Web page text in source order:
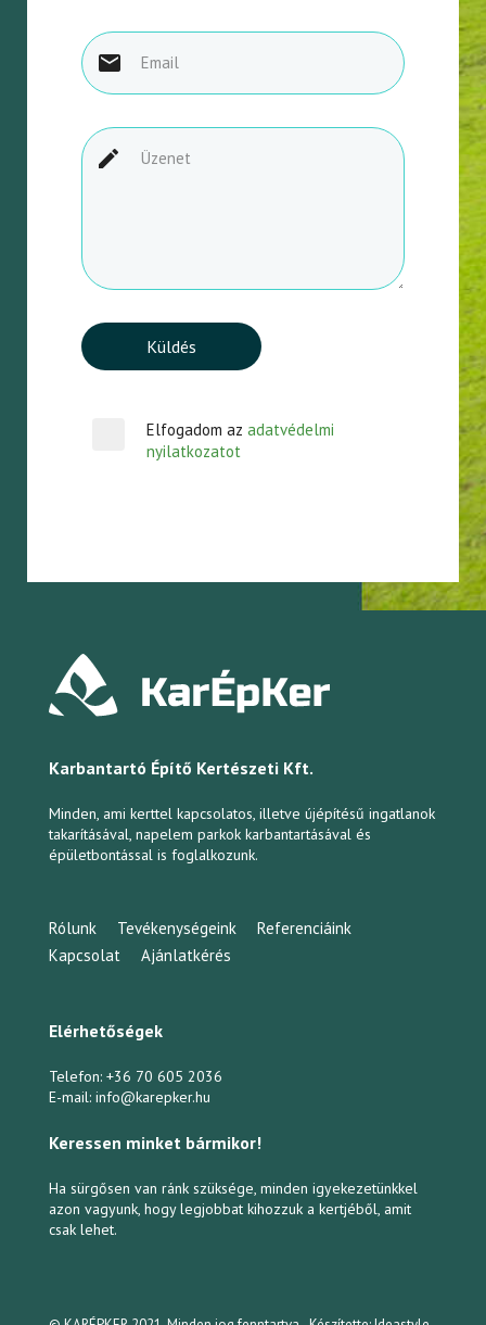
Küldés
Elfogadom az adatvédelmi
nyilatkozatot
Karbantartó Építő Kertészeti Kft.
Minden, ami kerttel kapcsolatos, illetve újépítésű ingatlanok
takarításával, napelem parkok karbantartásával és
épületbontással is foglalkozunk.
Rólunk Tevékenységeink
Referenciáink
Kapcsolat
Ajánlatkérés
Elérhetőségek
Telefon: +36 70 605 2036
E-mail: info@karepker.hu
Keressen minket bármikor!
Ha sürgősen van ránk szüksége, minden igyekezetünkkel
azon vagyunk, hogy legjobbat kihozzuk a kertjéből, amit
csak lehet.